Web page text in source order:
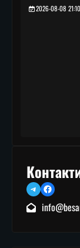
2026-08-08 21:10
TelegramFacebook